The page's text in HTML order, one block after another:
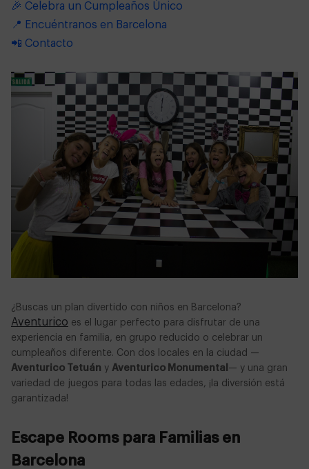
🎉 Celebra un Cumpleaños Único
📍 Encuéntranos en Barcelona
📲 Contacto
¿Buscas un plan divertido con niños en Barcelona?
Aventurico es el lugar perfecto para disfrutar de una
experiencia en familia, en grupo reducido o celebrar un
cumpleaños diferente. Con dos locales en la ciudad —
Aventurico Tetuán y Aventurico Monumental — y una gran
variedad de juegos para todas las edades, ¡la diversión está
garantizada!
Escape Rooms para Familias en
Barcelona